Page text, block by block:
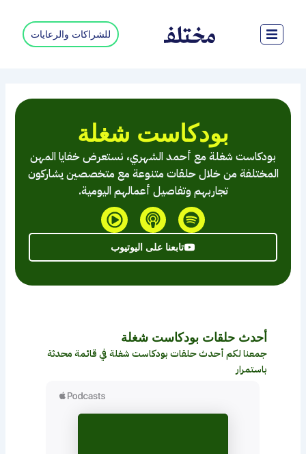
المحتوى
للشراكات والرعايات
بودكاست شغلة
بودكاست شغلة مع أحمد الشهري، نستعرض خفايا المهن
المختلفة من خلال حلقات متنوعة مع متخصصين يشاركون
تجاربهم وتفاصيل أعمالهم اليومية.
S
p
o
t
i
P
o
d
c
a
P
l
a
y
-
c
l
تابعنا على اليوتيوب
أحدث حلقات بودكاست شغلة
جمعنا لكم أحدث حلقات بودكاست شغلة في قائمة محدثة
باستمرار